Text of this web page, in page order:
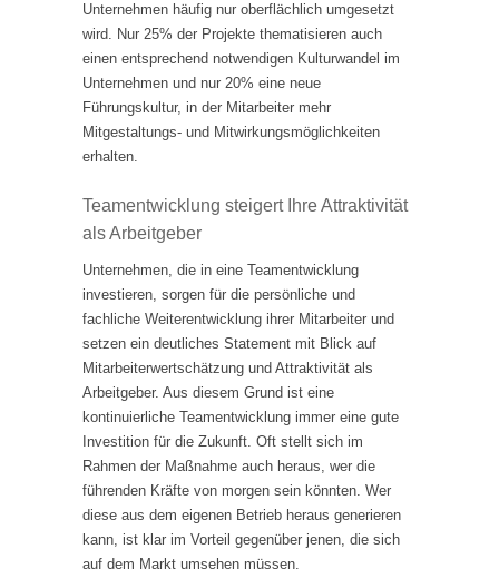
Unternehmen häufig nur oberflächlich umgesetzt
wird. Nur 25% der Projekte thematisieren auch
einen entsprechend notwendigen Kulturwandel im
Unternehmen und nur 20% eine neue
Führungskultur, in der Mitarbeiter mehr
Mitgestaltungs- und Mitwirkungsmöglichkeiten
erhalten.
Teamentwicklung steigert Ihre Attraktivität
als Arbeitgeber
Unternehmen, die in eine Teamentwicklung
investieren, sorgen für die persönliche und
fachliche Weiterentwicklung ihrer Mitarbeiter und
setzen ein deutliches Statement mit Blick auf
Mitarbeiterwertschätzung und Attraktivität als
Arbeitgeber. Aus diesem Grund ist eine
kontinuierliche Teamentwicklung immer eine gute
Investition für die Zukunft. Oft stellt sich im
Rahmen der Maßnahme auch heraus, wer die
führenden Kräfte von morgen sein könnten. Wer
diese aus dem eigenen Betrieb heraus generieren
kann, ist klar im Vorteil gegenüber jenen, die sich
auf dem Markt umsehen müssen.